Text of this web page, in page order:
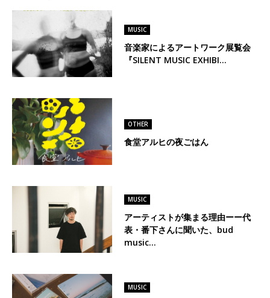
MUSIC
音楽家によるアートワーク展覧会
『SILENT MUSIC EXHIBI…
OTHER
食堂アルヒの夜ごはん
MUSIC
アーティストが集まる理由ーー代
表・番下さんに聞いた、bud
music…
MUSIC